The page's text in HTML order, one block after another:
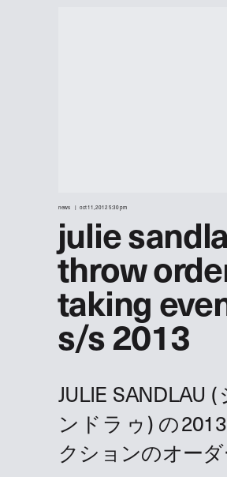
news oct 11, 2012 5:30 pm
julie
throw
taking
s/s 2013